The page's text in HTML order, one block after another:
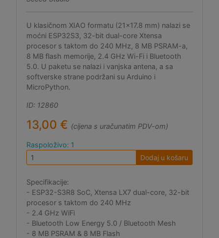
U klasičnom XIAO formatu (21x17.8 mm) nalazi se
moćni ESP32S3, 32-bit dual-core Xtensa
procesor s taktom do 240 MHz, 8 MB PSRAM-a,
8 MB flash memorije, 2.4 GHz Wi-Fi i Bluetooth
5.0. U paketu se nalazi i vanjska antena, a sa
softverske strane podržani su Arduino i
MicroPython.
ID: 12860
13,00 € (cijena s uračunatim PDV-om)
Raspoloživo: 1
Dodaj u košaru
Specifikacije:
- ESP32-S3R8 SoC, Xtensa LX7 dual-core, 32-bit
procesor s taktom do 240 MHz
- 2.4 GHz WiFi
- Bluetooth Low Energy 5.0 / Bluetooth Mesh
- 8 MB PSRAM & 8 MB Flash